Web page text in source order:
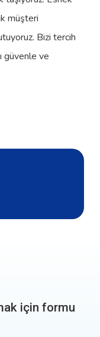
müşteri
Bizi tercih
güvenle ve
için formu